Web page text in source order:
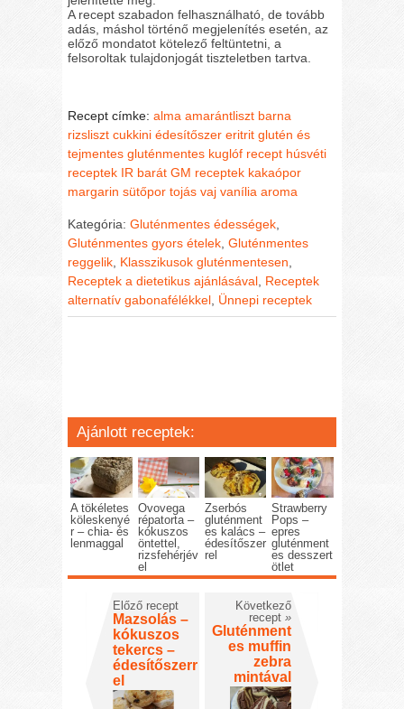
A recept szabadon felhasználható, de tovább
adás, máshol történő megjelenítés esetén, az
előző mondatot kötelező feltüntetni, a
felsoroltak tulajdonjogát tiszteletben tartva.
Recept címke:alma amarántliszt barna
rizsliszt cukkini édesítőszer eritrit glutén és
tejmentes gluténmentes kuglóf recept húsvéti
receptek IR barát GM receptek kakaópor
margarin sütőpor tojás vaj vanília aroma
Kategória:Gluténmentes édességek,
Gluténmentes gyors ételek,Gluténmentes
reggelik, Klasszikusok gluténmentesen,
Receptek a dietetikus ajánlásával, Receptek
alternatív gabonafélékkel, Ünnepi receptek
Ajánlott receptek:
A tökéletes
köleskenyé
r – chia- és
lenmaggal
Ovovega
répatorta –
kókuszos
öntettel,
rizsfehérjév
el
Zserbós
gluténment
es kalács –
édesítőszer
rel
Strawberry
Pops –
epres
gluténment
es desszert
ötlet
Előző recept
Mazsolás –
kókuszos
tekercs –
édesítőszerr
el
Következő
recept »
Gluténment
es muffin
zebra
mintával